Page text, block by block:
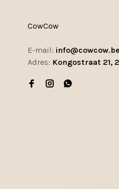
CowCow
E-mail: info@cowcow.be
Adres: Kongostraat 21,